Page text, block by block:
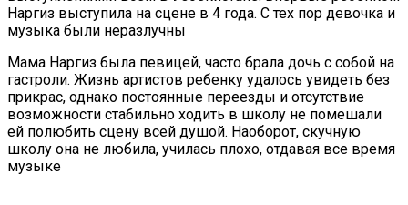
Наргиз выступила на сцене в 4 года. С тех пор девочка и
музыка были неразлучны
Мама Наргиз была певицей, часто брала дочь с собой на
гастроли. Жизнь артистов ребенку удалось увидеть без
прикрас, однако постоянные переезды и отсутствие
возможности стабильно ходить в школу не помешали
ей полюбить сцену всей душой. Наоборот, скучную
школу она не любила, училась плохо, отдавая все время
музыке